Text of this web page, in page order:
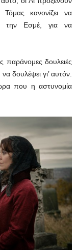
κανονίζει να
την Εσμέ, για να
παράνομες δουλειές
δουλέψει γι’ αυτόν.
που η αστυνομία